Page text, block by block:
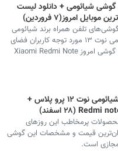
شیائومی + دانلود لیست
امروز(۷ فروردین)
تلفن همراه برند شیائومی
از قبیل نوت ۱۲، پوکو و ردمی نوت ۱۳ مورد توجه کاربران فضای
مجازی است. پربازدیدترین گوشی امروز Xiaomi Redmi Note
قیمت گوشی شیائومی نوت ۱۲ پرو پلاس +
یکی از محصولات پرمخاطب این روزهای
قیمت و مشخصات این گوشی
مجازی است.